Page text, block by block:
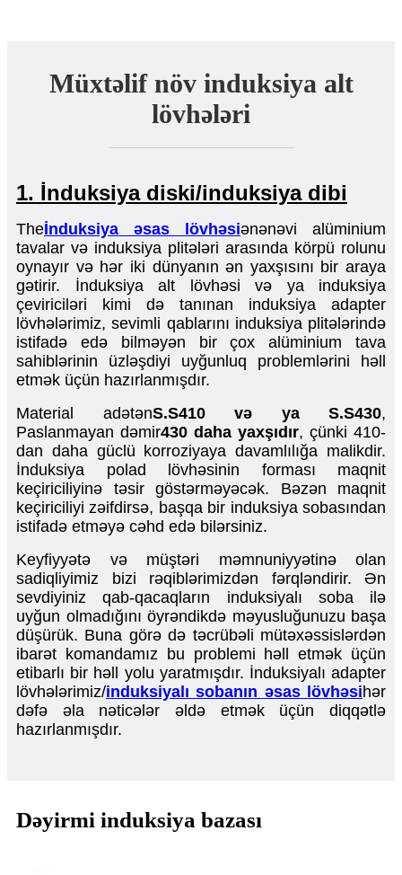
Müxtəlif növ induksiya alt
lövhələri
1. İnduksiya diski/induksiya dibi
Theİnduksiya əsas lövhəsiənənəvi alüminium
tavalar və induksiya plitələri arasında körpü rolunu
oynayır və hər iki dünyanın ən yaxşısını bir araya
gətirir. İnduksiya alt lövhəsi və ya induksiya
çeviriciləri kimi də tanınan induksiya adapter
lövhələrimiz, sevimli qablarını induksiya plitələrində
istifadə edə bilməyən bir çox alüminium tava
sahiblərinin üzləşdiyi uyğunluq problemlərini həll
etmək üçün hazırlanmışdır.
Material adətənS.S410 və ya S.S430,
Paslanmayan dəmir430 daha yaxşıdır, çünki 410-
dan daha güclü korroziyaya davamlılığa malikdir.
İnduksiya polad lövhəsinin forması maqnit
keçiriciliyinə təsir göstərməyəcək. Bəzən maqnit
keçiriciliyi zəifdirsə, başqa bir induksiya sobasından
istifadə etməyə cəhd edə bilərsiniz.
Keyfiyyətə və müştəri məmnuniyyətinə olan
sadiqliyimiz bizi rəqiblərimizdən fərqləndirir. Ən
sevdiyiniz qab-qacaqların induksiyalı soba ilə
uyğun olmadığını öyrəndikdə məyusluğunuzu başa
düşürük. Buna görə də təcrübəli mütəxəssislərdən
ibarət komandamız bu problemi həll etmək üçün
etibarlı bir həll yolu yaratmışdır. İnduksiyalı adapter
lövhələrimiz/induksiyalı sobanın əsas lövhəsihər
dəfə əla nəticələr əldə etmək üçün diqqətlə
hazırlanmışdır.
Dəyirmi induksiya bazası